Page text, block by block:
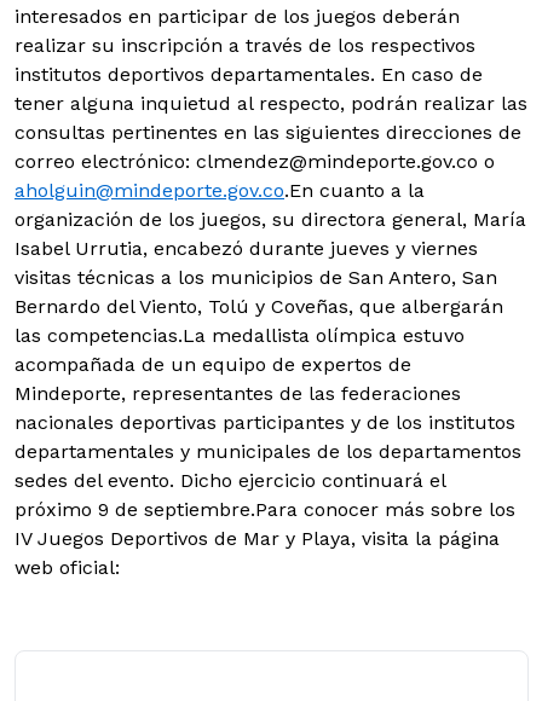
interesados en participar de los juegos deberán
realizar su inscripción a través de los respectivos
institutos deportivos departamentales. En caso de
tener alguna inquietud al respecto, podrán realizar las
consultas pertinentes en las siguientes direcciones de
correo electrónico: clmendez@mindeporte.gov.co o
aholguin@mindeporte.gov.co.En cuanto a la
organización de los juegos, su directora general, María
Isabel Urrutia, encabezó durante jueves y viernes
visitas técnicas a los municipios de San Antero, San
Bernardo del Viento, Tolú y Coveñas, que albergarán
las competencias.La medallista olímpica estuvo
acompañada de un equipo de expertos de
Mindeporte, representantes de las federaciones
nacionales deportivas participantes y de los institutos
departamentales y municipales de los departamentos
sedes del evento. Dicho ejercicio continuará el
próximo 9 de septiembre.Para conocer más sobre los
IV Juegos Deportivos de Mar y Playa, visita la página
web oficial: